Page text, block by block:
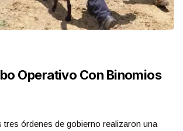
Operativo Con Binomios
tres órdenes de gobierno realizaron una